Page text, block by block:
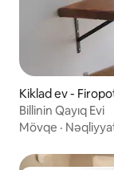
Kiklad ev -
Billinin Qayıq Evi
Mövqe ·